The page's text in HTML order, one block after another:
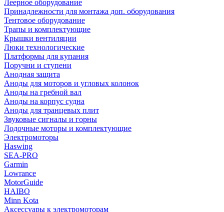
Леерное оборудование
Принадлежности для монтажа доп. оборудования
Тентовое оборудование
Трапы и комплектующие
Крышки вентиляции
Люки технологические
Платформы для купания
Поручни и ступени
Анодная защита
Аноды для моторов и угловых колонок
Аноды на гребной вал
Аноды на корпус судна
Аноды для транцевых плит
Звуковые сигналы и горны
Лодочные моторы и комплектующие
Электромоторы
Haswing
SEA-PRO
Garmin
Lowrance
MotorGuide
HAIBO
Minn Kota
Аксессуары к электромоторам